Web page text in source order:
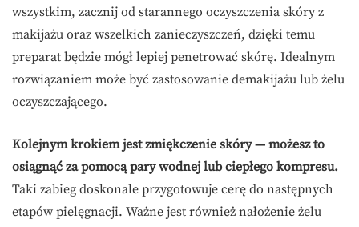
wszystkim, zacznij od starannego oczyszczenia skóry z
makijażu oraz wszelkich zanieczyszczeń, dzięki temu
preparat będzie mógł lepiej penetrować skórę. Idealnym
rozwiązaniem może być zastosowanie demakijażu lub żelu
oczyszczającego.
Kolejnym krokiem jest zmiękczenie skóry — możesz to
osiągnąć za pomocą pary wodnej lub ciepłego kompresu.
Taki zabieg doskonale przygotowuje cerę do następnych
etapów pielęgnacji. Ważne jest również nałożenie żelu